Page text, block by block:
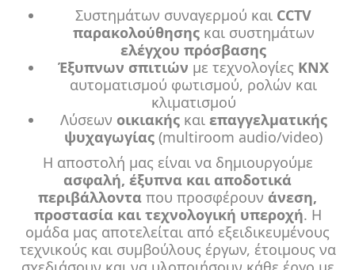
Συστημάτων συναγερμού και CCTV
παρακολούθησηςκαι συστημάτων
ελέγχου πρόσβασης
Έξυπνων σπιτιών με τεχνολογίες KNX
αυτοματισμού φωτισμού, ρολών και
κλιματισμού
Λύσεων οικιακήςκαι επαγγελματικής
ψυχαγωγίας (multiroom audio/video)
Η αποστολή μας είναι να δημιουργούμε
ασφαλή, έξυπνα και αποδοτικά
περιβάλλοντα που προσφέρουν άνεση,
προστασία και τεχνολογική υπεροχή. Η
ομάδα μας αποτελείται από εξειδικευμένους
τεχνικούς και συμβούλους έργων, έτοιμους να